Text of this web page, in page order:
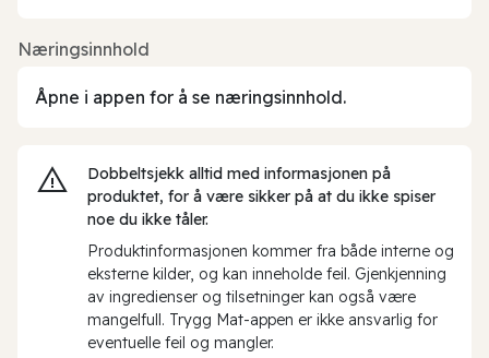
Næringsinnhold
Åpne i appen for å se næringsinnhold.
Dobbeltsjekk alltid med informasjonen på
produktet, for å være sikker på at du ikke spiser
noe du ikke tåler.
Produktinformasjonen kommer fra både interne og
eksterne kilder, og kan inneholde feil. Gjenkjenning
av ingredienser og tilsetninger kan også være
mangelfull. Trygg Mat-appen er ikke ansvarlig for
eventuelle feil og mangler.